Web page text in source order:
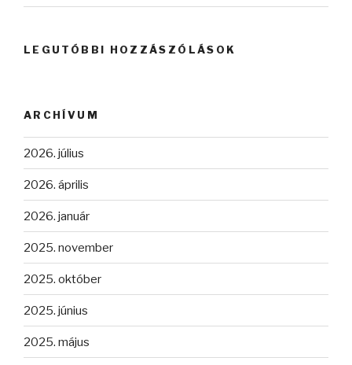
LEGUTÓBBI HOZZÁSZÓLÁSOK
ARCHÍVUM
2026. július
2026. április
2026. január
2025. november
2025. október
2025. június
2025. május